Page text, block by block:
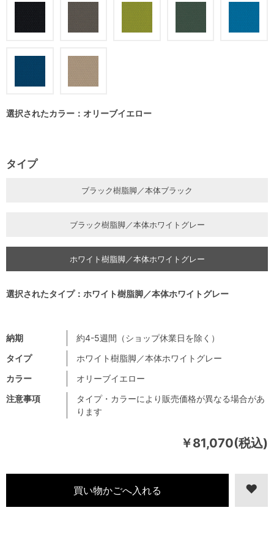
￥81,070(税込)
注意事項
タイプ・カラーにより販売価格が異なる場合があ
ります
納期
約4-5週間（ショップ休業日を除く）
タイプ
ホワイト樹脂脚／本体ホワイトグレー
カラー
オリーブイエロー
選択されたカラー：オリーブイエロー
タイプ
ブラック樹脂脚／本体ブラック
ブラック樹脂脚／本体ホワイトグレー
ホワイト樹脂脚／本体ホワイトグレー
選択されたタイプ：ホワイト樹脂脚／本体ホワイトグレー